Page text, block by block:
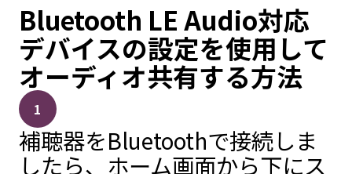
Bluetooth LE Audio対応
デバイスの設定を使用して
オーディオ共有する方法
1
補聴器をBluetoothで接続しま
したら、ホーム画面から下にス